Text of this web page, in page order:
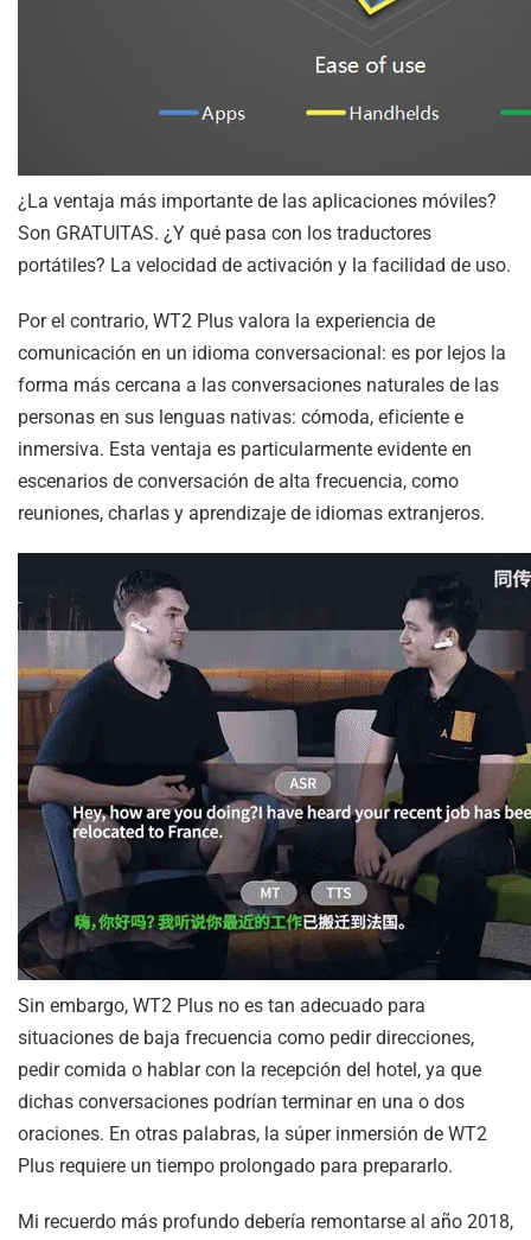
¿La ventaja más importante de las aplicaciones móviles?
Son GRATUITAS. ¿Y qué pasa con los traductores
portátiles? La velocidad de activación y la facilidad de uso.
Por el contrario, WT2 Plus valora la experiencia de
comunicación en un idioma conversacional: es por lejos la
forma más cercana a las conversaciones naturales de las
personas en sus lenguas nativas: cómoda, eficiente e
inmersiva. Esta ventaja es particularmente evidente en
escenarios de conversación de alta frecuencia, como
reuniones, charlas y aprendizaje de idiomas extranjeros.
Sin embargo, WT2 Plus no es tan adecuado para
situaciones de baja frecuencia como pedir direcciones,
pedir comida o hablar con la recepción del hotel, ya que
dichas conversaciones podrían terminar en una o dos
oraciones. En otras palabras, la súper inmersión de WT2
Plus requiere un tiempo prolongado para prepararlo.
Mi recuerdo más profundo debería remontarse al año 2018,